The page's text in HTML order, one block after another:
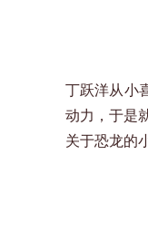
丁跃洋从小
动力，于是
关于恐龙的